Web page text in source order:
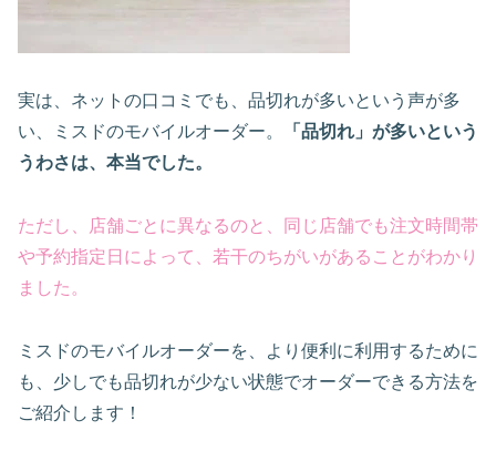
実は、ネットの口コミでも、品切れが多いという声が多
い、ミスドのモバイルオーダー。
「品切れ」が多いという
うわさは、 本当でした。
ただし、店舗ごとに異なるのと、同じ店舗でも注文時間帯
や予約指定日によって、若干のちがいがあることがわかり
ました。
ミスドのモバイルオーダーを、より便利に利用するために
も、少しでも品切れが少ない状態でオーダーできる方法を
ご紹介します！